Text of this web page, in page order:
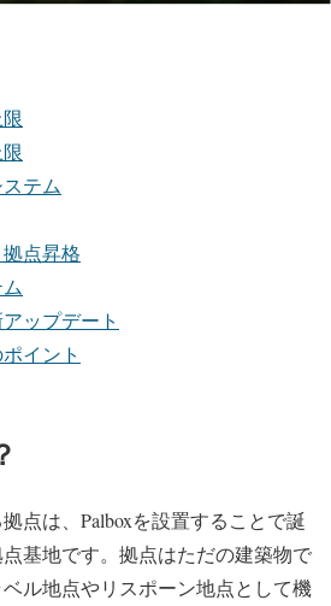
テム
点昇格
ップデート
イント
点は、Palboxを設置することで誕
基地です。拠点はただの建築物で
ル地点やリスポーン地点として機